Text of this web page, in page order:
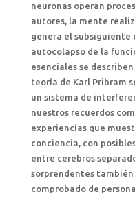
neuronas operan
autores, la mente
genera el subsiguiente
autocolapso de la
esenciales se
teoría de Karl Pribram
un sistema de
nuestros recuerdos
experiencias que
conciencia, con
entre cerebros
sorprendentes también
comprobado de